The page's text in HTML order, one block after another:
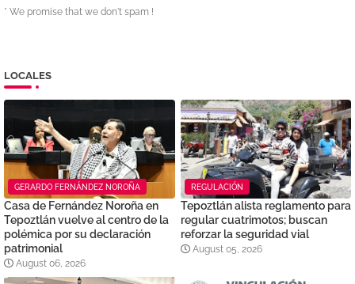
* We promise that we don't spam !
LOCALES
GERARDO FERNÁNDEZ NOROÑA
Casa de Fernández Noroña en
Tepoztlán vuelve al centro de la
polémica por su declaración
patrimonial
August 06, 2026
REGULACIÓN
Tepoztlán alista reglamento para
regular cuatrimotos; buscan
reforzar la seguridad vial
August 05, 2026